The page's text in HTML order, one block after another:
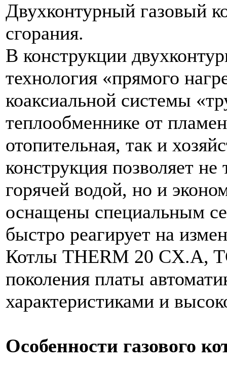
Двухконтурный газовый
сгорания.
В конструкции
технология «прямого
коаксиальной системы
теплообменнике от
отопительная, так и
конструкция позволяет не
горячей водой, но и
оснащены специальным
быстро реагирует на
Котлы THERM 20 CX.A,
поколения платы
характеристиками и
Особенности газового